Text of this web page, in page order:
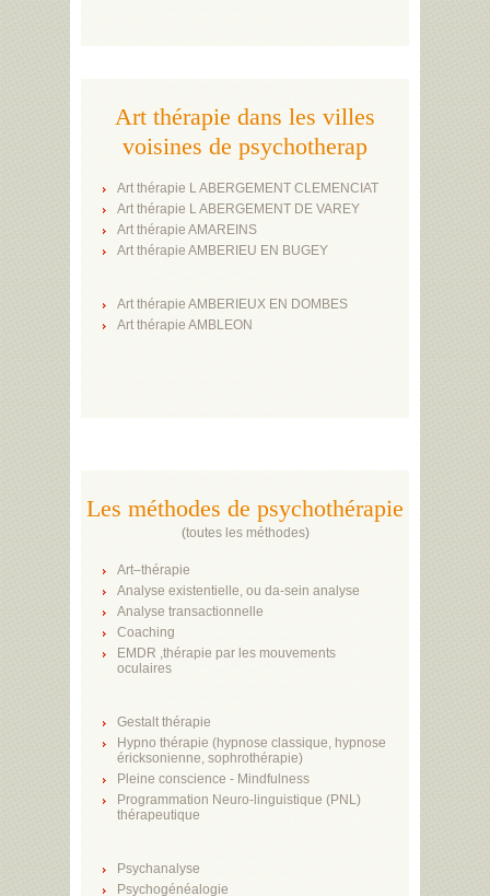
Art thérapie dans les villes
voisines de psychotherap
Art thérapie L ABERGEMENT CLEMENCIAT
Art thérapie L ABERGEMENT DE VAREY
Art thérapie AMAREINS
Art thérapie AMBERIEU EN BUGEY
Art thérapie AMBERIEUX EN DOMBES
Art thérapie AMBLEON
Les méthodes de psychothérapie
(toutes les méthodes)
Art–thérapie
Analyse existentielle, ou da-sein analyse
Analyse transactionnelle
Coaching
EMDR ,thérapie par les mouvements
oculaires
Gestalt thérapie
Hypno thérapie (hypnose classique, hypnose
éricksonienne, sophrothérapie)
Pleine conscience - Mindfulness
Programmation Neuro-linguistique (PNL)
thérapeutique
Psychanalyse
Psychogénéalogie